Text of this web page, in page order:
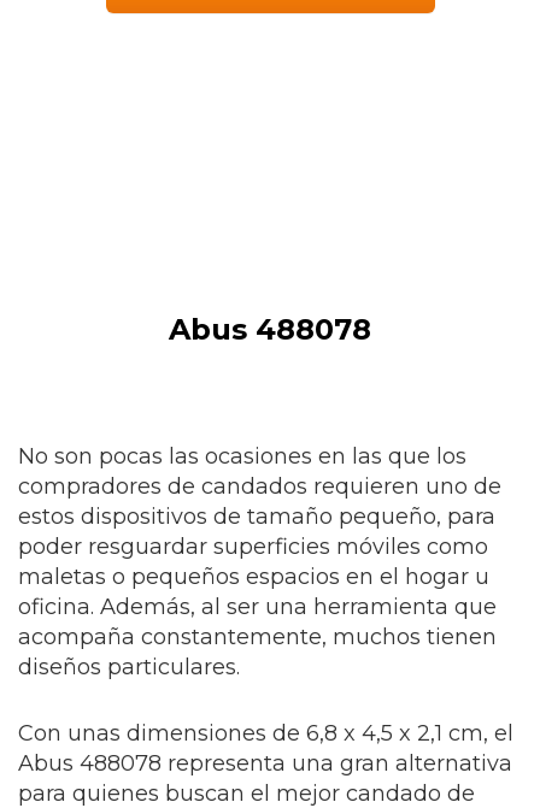
Abus 488078
No son pocas las ocasiones en las que los
compradores de candados requieren uno de
estos dispositivos de tamaño pequeño, para
poder resguardar superficies móviles como
maletas o pequeños espacios en el hogar u
oficina. Además, al ser una herramienta que
acompaña constantemente, muchos tienen
diseños particulares.
Con unas dimensiones de 6,8 x 4,5 x 2,1 cm, el
Abus 488078 representa una gran alternativa
para quienes buscan el mejor candado de